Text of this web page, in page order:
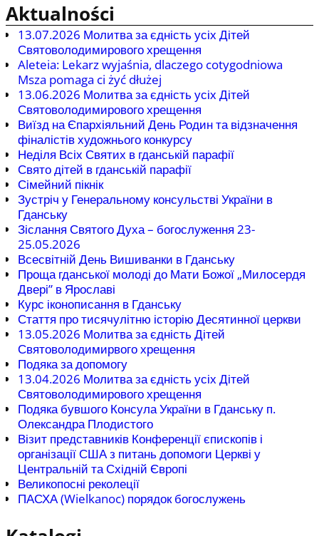
Aktualności
13.07.2026 Молитва за єдність усіх Дітей
Святоволодимирового хрещення
Aleteia: Lekarz wyjaśnia, dlaczego cotygodniowa
Msza pomaga ci żyć dłużej
13.06.2026 Молитва за єдність усіх Дітей
Святоволодимирового хрещення
Виїзд на Єпархіяльний День Родин та відзначення
фіналістів художнього конкурсу
Неділя Всіх Святих в гданській парафії
Свято дітей в гданській парафії
Сімейний пікнік
Зустріч у Генеральному консульстві України в
Гданську
Зіслання Святого Духа – богослуження 23-
25.05.2026
Всесвітній День Вишиванки в Гданську
Проща гданської молоді до Мати Божої „Милосердя
Двері” в Ярославі
Курс іконописання в Гданську
Стаття про тисячулітню історію Десятинної церкви
13.05.2026 Молитва за єдність Дітей
Святоволодимирвого хрещення
Подяка за допомогу
13.04.2026 Молитва за єдність усіх Дітей
Святоволодимирового хрещення
Подяка бувшого Консула України в Гданську п.
Олександра Плодистого
Візит представників Конференції єпископів і
організації США з питань допомоги Церкві у
Центральній та Східній Європі
Великопосні реколеції
ПАСХА (Wielkanoc) порядок богослужень